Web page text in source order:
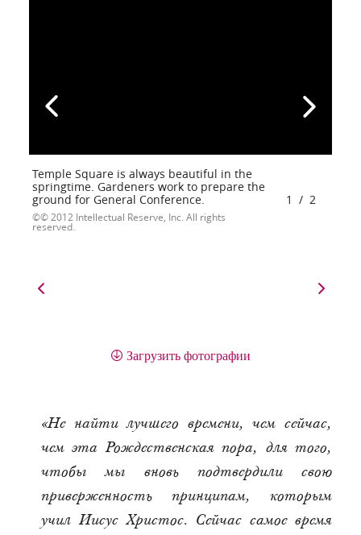
Temple Square is always beautiful in the
springtime. Gardeners work to prepare the
ground for General Conference.
© 2012 Intellectual Reserve, Inc. All rights
reserved.
1 / 2
Загрузить фотографии
«Не найти лучшего времени, чем сейчас,
чем эта Рождественская пора, для того,
чтобы мы вновь подтвердили свою
приверженность принципам, которым
учил Иисус Христос. Сейчас самое время